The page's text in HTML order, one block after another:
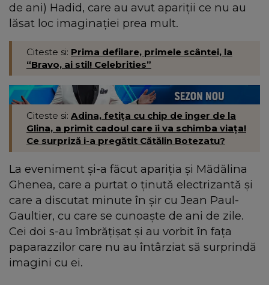
de ani) Hadid, care au avut apariţii ce nu au
lăsat loc imaginaţiei prea mult.
Citeste si: Prima defilare, primele scântei, la
“Bravo, ai stil! Celebrities”
Citeste si: Adina, fetița cu chip de înger de la
Glina, a primit cadoul care îi va schimba viața!
Ce surpriză i-a pregătit Cătălin Botezatu?
La eveniment și-a făcut apariția și Mădălina
Ghenea, care a purtat o ținută electrizantă și
care a discutat minute în șir cu Jean Paul-
Gaultier, cu care se cunoaște de ani de zile.
Cei doi s-au îmbrățișat și au vorbit în fața
paparazzilor care nu au întârziat să surprindă
imagini cu ei.